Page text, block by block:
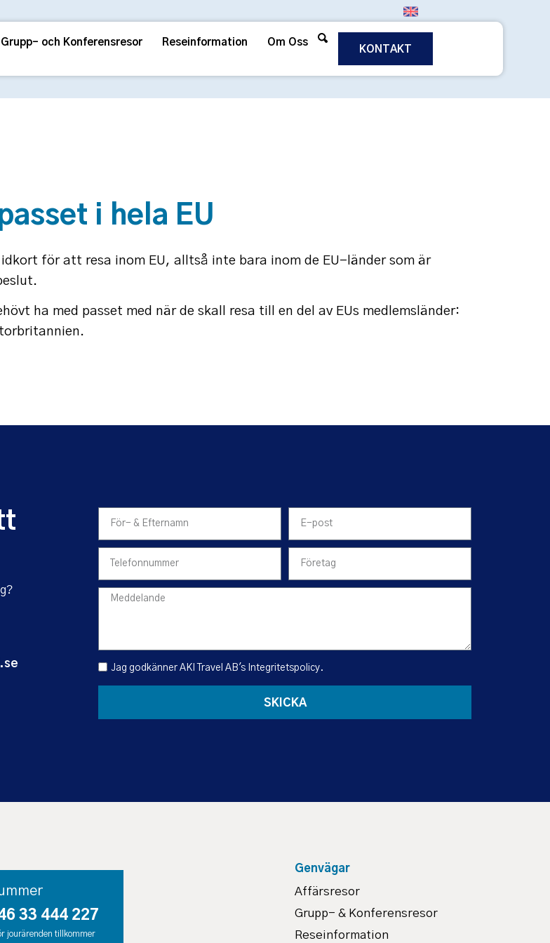
Grupp- och Konferensresor Reseinformation Om Oss
KONTAKT
i hela EU
för att resa inom EU, alltså inte bara inom de EU-länder som är
ha med passet med när de skall resa till en del av EUs medlemsländer:
Jag godkänner AKI Travel AB's Integritetspolicy.
SKICKA
33 444 227
jourärenden tillkommer
Genvägar
Affärsresor
Grupp- & Konferensresor
Reseinformation